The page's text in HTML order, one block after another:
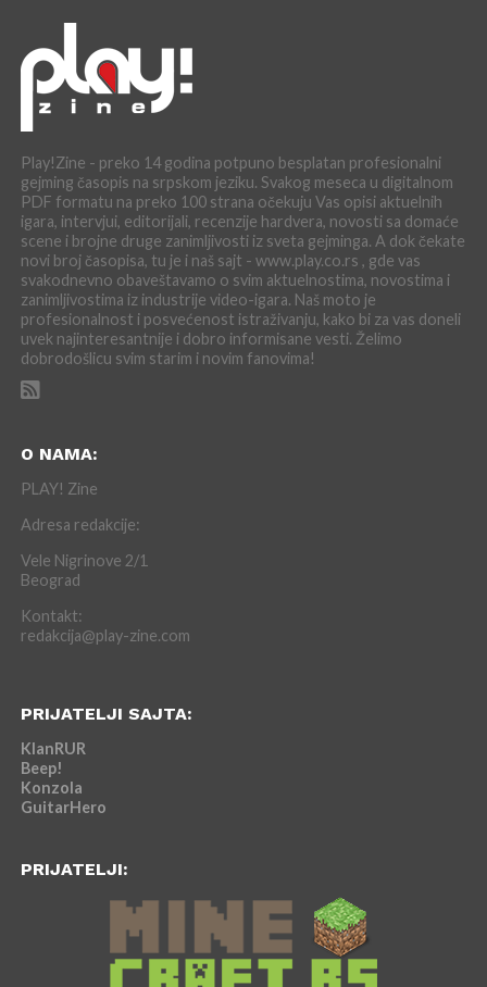
Play!Zine - preko 14 godina potpuno besplatan profesionalni
gejming časopis na srpskom jeziku. Svakog meseca u digitalnom
PDF formatu na preko 100 strana očekuju Vas opisi aktuelnih
igara, intervjui, editorijali, recenzije hardvera, novosti sa domaće
scene i brojne druge zanimljivosti iz sveta gejminga. A dok čekate
novi broj časopisa, tu je i naš sajt - www.play.co.rs , gde vas
svakodnevno obaveštavamo o svim aktuelnostima, novostima i
zanimljivostima iz industrije video-igara. Naš moto je
profesionalnost i posvećenost istraživanju, kako bi za vas doneli
uvek najinteresantnije i dobro informisane vesti. Želimo
dobrodošlicu svim starim i novim fanovima!
O NAMA:
PLAY! Zine
Adresa redakcije:
Vele Nigrinove 2/1
Beograd
Kontakt:
redakcija@play-zine.com
PRIJATELJI SAJTA:
KlanRUR
Beep!
Konzola
GuitarHero
PRIJATELJI: